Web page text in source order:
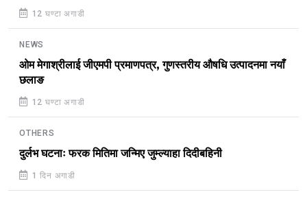
12 घण्टा अगाडी
NEWS
ओम मेगाश्रीलाई जीएमपी प्रमाणपत्र, गुणस्तरीय औषधि उत्पादनमा नयाँ
छलाङ
12 घण्टा अगाडी
OTHERS
दुर्लभ घटनाः फरक मितिमा जन्मिए जुम्ल्याहा दिदीबहिनी
1 दिन अगाडी